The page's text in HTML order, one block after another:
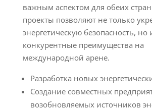
важным аспектом для обеих
проекты позволяют не только
энергетическую безопасность, но
конкурентные преимущества на
международной арене.
Разработка новых
Создание совместных
возобновляемых источников